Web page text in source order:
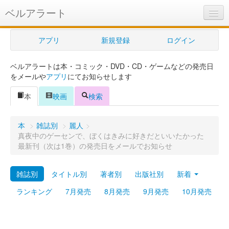
ベルアラート
ベルアラートとは
ヘルプ
新規登録
ログイン
購入管理
プレミアム
アプリ 新規登録 ログイン
ベルアラートは本・コミック・DVD・CD・ゲームなどの発売日
をメールやアプリ にてお知らせします
本
映画 検索
本 > 雑誌別 > 麗人 >
真夜中のゲーセンで、ぼくはきみに好きだといいたかった
最新刊（次は1巻）の発売日をメールでお知らせ
雑誌別 タイトル別 著者別 出版社別
新着
ランキング
7月発売 8月発売 9月発売 10月発売